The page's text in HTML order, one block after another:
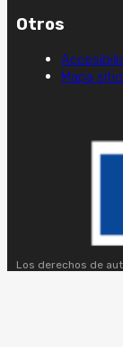
Otros
Mapa
Los derechos de